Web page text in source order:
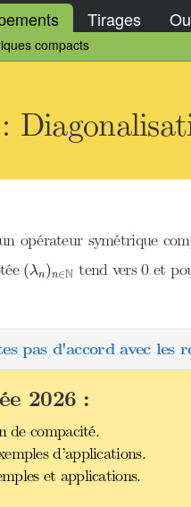
Tirages
compacts
opérateur symétrique
(λn)n∈N
( λ n) N
tend vers 0 et
pas d'accord avec les
2026 :
de compacité.
d’applications.
et applications.